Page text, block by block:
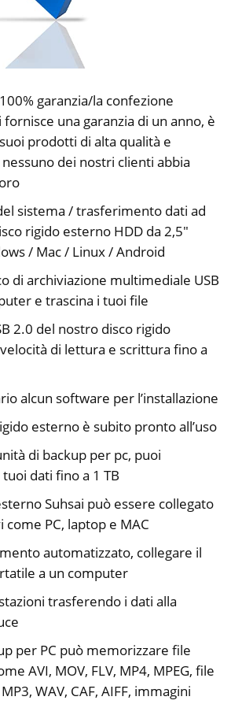
garanzia/la confezione
fornisce una garanzia di un anno, è
prodotti di alta qualità e
dei nostri clienti abbia
sistema / trasferimento dati ad
rigido esterno HDD da 2,5″
/ Mac / Linux / Android
di archiviazione multimediale USB
e trascina i tuoi file
2.0 del nostro disco rigido
di lettura e scrittura fino a
alcun software per l’installazione
esterno è subito pronto all’uso
di backup per pc, puoi
dati fino a 1 TB
Suhsai può essere collegato
come PC, laptop e MAC
automatizzato, collegare il
a un computer
trasferendo i dati alla
per PC può memorizzare file
AVI, MOV, FLV, MP4, MPEG, file
WAV, CAF, AIFF, immagini